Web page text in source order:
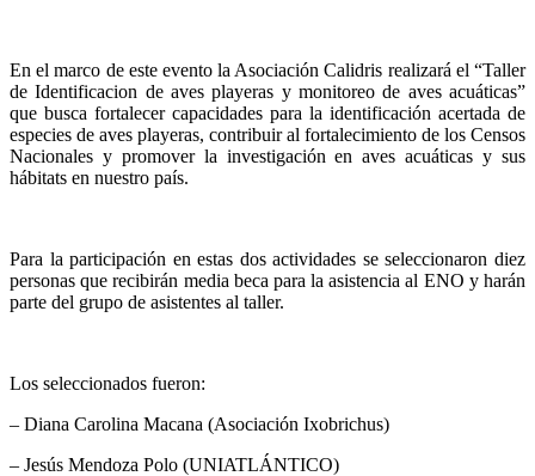
En el marco de este evento la Asociación Calidris realizará el “Taller
de Identificacion de aves playeras y monitoreo de aves acuáticas”
que busca fortalecer capacidades para la identificación acertada de
especies de aves playeras, contribuir al fortalecimiento de los Censos
Nacionales y promover la investigación en aves acuáticas y sus
hábitats en nuestro país.
Para la participación en estas dos actividades se seleccionaron diez
personas que recibirán media beca para la asistencia al ENO y harán
parte del grupo de asistentes al taller.
Los seleccionados fueron:
– Diana Carolina Macana (Asociación Ixobrichus)
– Jesús Mendoza Polo (UNIATLÁNTICO)